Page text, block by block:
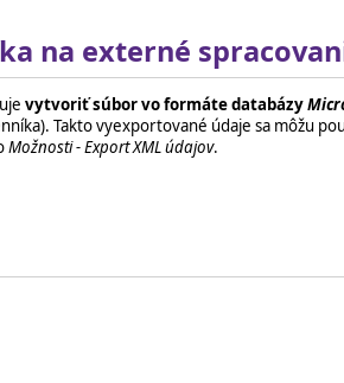
na externé
vytvoriť súbor vo formáte databázy
Takto vyexportované údaje sa môžu
Možnosti - Export XML údajov.